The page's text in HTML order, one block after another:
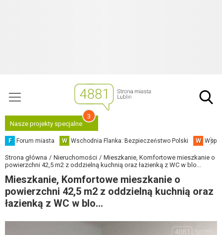
Nasze projekty specjalne
3
F Forum miasta W Wschodnia Flanka: Bezpieczeństwo Polski W
Strona główna Nieruchomości
Mieszkanie, Komfortowe mieszkanie o
powierzchni 42,5 m2 z oddzielną kuchnią oraz łazienką z WC w blo...
Mieszkanie, Komfortowe mieszkanie o
powierzchni 42,5 m2 z oddzielną kuchnią oraz
łazienką z WC w blo...